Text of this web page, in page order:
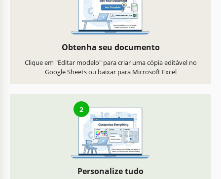
Obtenha seu documento
Clique em "Editar modelo" para criar uma cópia editável no
Google Sheets ou baixar para Microsoft Excel
2
Personalize tudo